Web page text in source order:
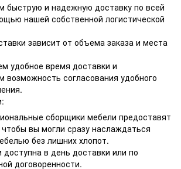
быструю и надежную доставку по всей
нашей собственной логистической
зависит от объема заказа и места
удобное время доставки и
возможность согласования удобного
сборщики мебели предоставят
чтобы вы могли сразу наслаждаться
без лишних хлопот.
доступна в день доставки или по
договоренности.